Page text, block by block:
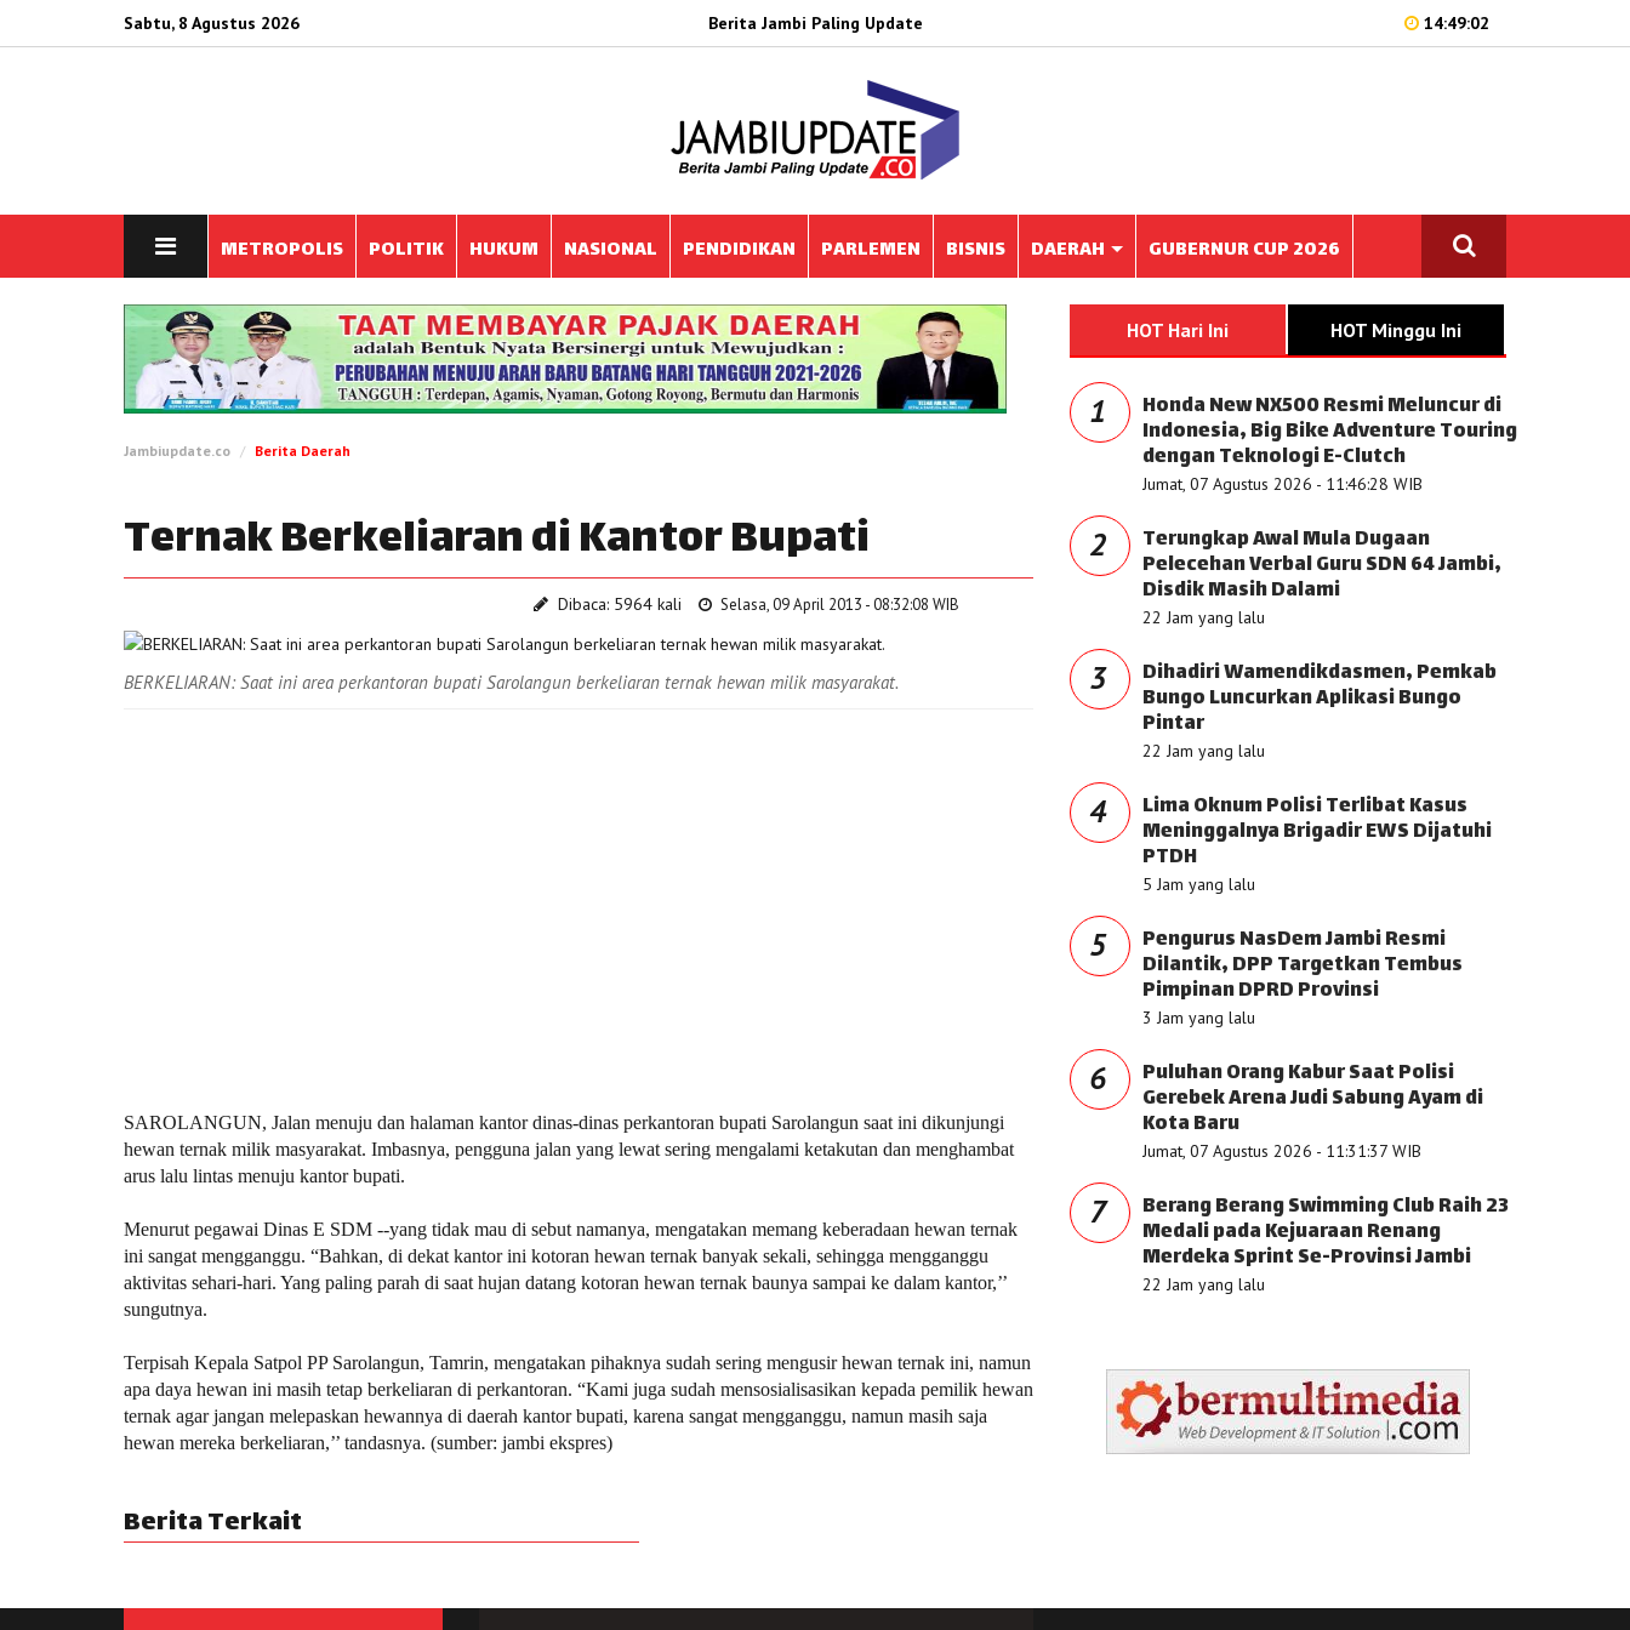
Sabtu, 8 Agustus 2026 Berita Jambi Paling Update 14:49:02
METROPOLIS POLITIK HUKUM NASIONAL PENDIDIKAN PARLEMEN BISNIS DAERAH GUBERNUR CUP 2026
Jambiupdate.co Berita Daerah
Ternak Berkeliaran di Kantor Bupati
Dibaca: 5964 kali Selasa, 09 April 2013 - 08:32:08 WIB
BERKELIARAN: Saat ini area perkantoran bupati Sarolangun berkeliaran ternak hewan milik masyarakat.
SAROLANGUN, Jalan menuju dan halaman kantor dinas-dinas perkantoran bupati Sarolangun saat ini dikunjungi
hewan ternak milik masyarakat. Imbasnya, pengguna jalan yang lewat sering mengalami ketakutan dan menghambat
arus lalu lintas menuju kantor bupati.
Menurut pegawai Dinas E SDM --yang tidak mau di sebut namanya, mengatakan memang keberadaan hewan ternak
ini sangat mengganggu. “Bahkan, di dekat kantor ini kotoran hewan ternak banyak sekali, sehingga mengganggu
aktivitas sehari-hari. Yang paling parah di saat hujan datang kotoran hewan ternak baunya sampai ke dalam kantor,’’
sungutnya.
Terpisah Kepala Satpol PP Sarolangun, Tamrin, mengatakan pihaknya sudah sering mengusir hewan ternak ini, namun
apa daya hewan ini masih tetap berkeliaran di perkantoran. “Kami juga sudah mensosialisasikan kepada pemilik hewan
ternak agar jangan melepaskan hewannya di daerah kantor bupati, karena sangat mengganggu, namun masih saja
hewan mereka berkeliaran,’’ tandasnya. (sumber: jambi ekspres)
Berita Terkait
HOT Hari Ini HOT Minggu Ini
1 Honda New NX500 Resmi Meluncur di
Indonesia, Big Bike Adventure Touring
dengan Teknologi E-Clutch
Jumat, 07 Agustus 2026 - 11:46:28 WIB
2 Terungkap Awal Mula Dugaan
Pelecehan Verbal Guru SDN 64 Jambi,
Disdik Masih Dalami
22 Jam yang lalu
3 Dihadiri Wamendikdasmen, Pemkab
Bungo Luncurkan Aplikasi Bungo
Pintar
22 Jam yang lalu
4 Lima Oknum Polisi Terlibat Kasus
Meninggalnya Brigadir EWS Dijatuhi
PTDH
5 Jam yang lalu
5 Pengurus NasDem Jambi Resmi
Dilantik, DPP Targetkan Tembus
Pimpinan DPRD Provinsi
3 Jam yang lalu
6 Puluhan Orang Kabur Saat Polisi
Gerebek Arena Judi Sabung Ayam di
Kota Baru
Jumat, 07 Agustus 2026 - 11:31:37 WIB
7 Berang Berang Swimming Club Raih 23
Medali pada Kejuaraan Renang
Merdeka Sprint Se-Provinsi Jambi
22 Jam yang lalu